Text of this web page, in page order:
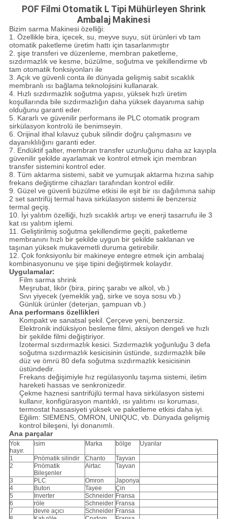
POF Filmi Otomatik L Tipi Mühürleyen Shrink
Ambalaj Makinesi
Bizim sarma Makinesi özelliği:
1. Özellikle bira, içecek, su, meyve suyu, süt ürünleri vb tam
otomatik paketleme üretim hattı için tasarlanmıştır
2. şişe transferi ve düzenleme, membran paketleme,
sızdırmazlık ve kesme, büzülme, soğutma ve şekillendirme vb
tam otomatik fonksiyonları ile
3. Açık ve güvenli conta ile dünyada gelişmiş sabit sıcaklık
membranlı ısı bağlama teknolojisini kullanarak.
4. Hızlı sızdırmazlık soğutma yapısı, yüksek hızlı üretim
koşullarında bile sızdırmazlığın daha yüksek dayanıma sahip
olduğunu garanti eder.
5. Kararlı ve güvenilir performans ile PLC otomatik program
sirkülasyon kontrolü ile benimseyin.
6. Orijinal ithal kılavuz çubuk silindir doğru çalışmasını ve
dayanıklılığını garanti eder.
7. Endüktif şalter, membran transfer uzunluğunu daha az kayıpla
güvenilir şekilde ayarlamak ve kontrol etmek için membran
transfer sistemini kontrol eder.
8. Tüm aktarma sistemi, sabit ve yumuşak aktarma hızına sahip
frekans değiştirme cihazları tarafından kontrol edilir.
9. Güzel ve güvenli büzülme etkisi ile eşit bir ısı dağılımına sahip
2 set santrifüj termal hava sirkülasyon sistemi ile benzersiz
termal geçiş.
10. İyi yalıtım özelliği, hızlı sıcaklık artışı ve enerji tasarrufu ile 3
kat ısı yalıtım işlemi.
11. Geliştirilmiş soğutma şekillendirme geçiti, paketleme
membranını hızlı bir şekilde uygun bir şekilde saklanan ve
taşınan yüksek mukavemetli duruma getirebilir.
12. Çok fonksiyonlu bir makineye entegre etmek için ambalaj
kombinasyonunu ve şişe tipini değiştirmek kolaydır.
Uygulamalar:
Film sarma shrink
Meşrubat, likör (bira, pirinç şarabı ve alkol, vb.)
Sıvı yiyecek (yemeklik yağ, sirke ve soya sosu vb.)
Günlük ürünler (deterjan, şampuan vb.)
Ana performans özellikleri
Kompakt ve sanatsal şekil. Çerçeve yeni, benzersiz.
Elektronik indüksiyon besleme filmi, aksiyon dengeli ve hızlı
bir şekilde filmi değiştiriyor.
İzotermal sızdırmazlık kesici. Sızdırmazlık yoğunluğu 3 defa
soğutma sızdırmazlık kesicisinin üstünde, sızdırmazlık bile
düz ve ömrü 80 defa soğutma sızdırmazlık kesicisinin
üstündedir.
Frekans değişimiyle hız regülasyonlu taşıma sistemi, iletim
hareketi hassas ve senkronizedir.
Çekme haznesi santrifüjlü termal hava sirkülasyon sistemi
kullanır, konfigürasyon mantıklı, ısı yalıtımı ısı koruması,
termostat hassasiyeti yüksek ve paketleme etkisi daha iyi.
Eğilim: SIEMENS, OMRON, UNIQUC, vb. Dünyada gelişmiş
kontrol bileşeni, İyi donanımlı.
Ana parçalar
Yok
hayır.
isim Marka bölge Uyarılar
1 Pnömatik silindir Chanto
Tayvan
2
Pnömatik
Bileşenler
Airtac Tayvan
3 PLC Omron
Japonya
4
Buton Tayee
Çin
5
Inverter Schneider Fransa
6
röle Schneider Fransa
7
devre açıcı Schneider Fransa